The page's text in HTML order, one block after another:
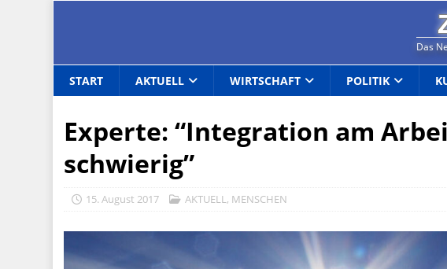
Das
START AKTUELL WIRTSCHAFT POLITIK
Experte: “Integration am
schwierig”
15. August 2017 AKTUELL, MENSCHEN